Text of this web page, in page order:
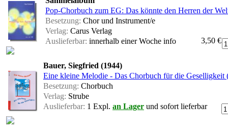
Pop-Chorbuch zum EG: Das könnte den Herren der
Besetzung: Chor und Instrument/e
Verlag: Carus Verlag
Auslieferbar: innerhalb einer Woche info 3,50 €
Bauer, Siegfried (1944)
Eine kleine Melodie - Das Chorbuch für die Geselligkeit
Besetzung: Chorbuch
Verlag: Strube
Auslieferbar: 1 Expl. an Lager und sofort lieferbar